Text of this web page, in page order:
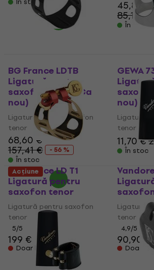
45,80 €
85,14 €
În stoc
BG France LDTB
Ligatură pentru
saxofon tenor (Ca
nou)
Ligatură pentru saxofon
tenor
68,60 €
157,41 €
- 56 %
În stoc
GEWA
nou)
Ligatură
tenor
11,70 €
În stoc
BG France LD T1
Ligatură pentru
saxofon tenor
Ligatură pentru saxofon
tenor
5/5
199 €
Doar la comandă
Ligatură
tenor
4,9/5
90,90 €
Doar la
Acțiune